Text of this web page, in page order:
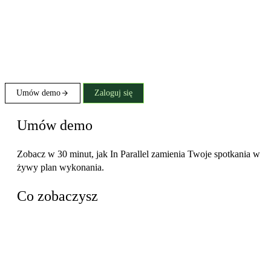
Umów demo Zaloguj się
Umów demo
Zobacz w 30 minut, jak In Parallel zamienia Twoje spotkania w
żywy plan wykonania.
Co zobaczysz